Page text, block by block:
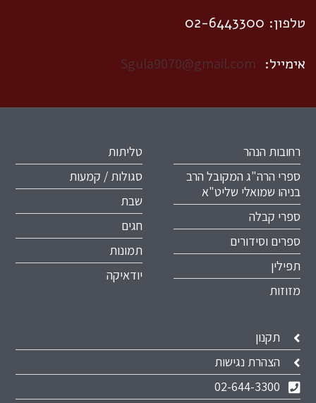
טלפון: 02-6443300
אימייל: Sgula9070@gmail.com
רחובות הנהר
ספרי הרה"ג המקובל הרב
בניהו שמואלי שליט"א
ספרי קבלה
ספרים וסידורים
תפילין
מזוזות
טליתות
סגולות / קמעות
שבת
חגים
תמונות
יודאיקה
תקנון
הצהרת נגישות
02-644-3300